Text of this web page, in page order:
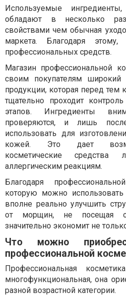
Используемые
обладают в несколько
свойствами чем обычная
маркета. Благодаря этому,
профессиональных средств.
Магазин профессиональной
своим покупателям широкий
продукции, которая перед тем
тщательно проходит
этапов. Ингредиенты
проверяются, и лишь
использовать для
кожей. Это дает
косметические
аллергическим реакциям.
Благодаря
которую можно
вполне реально улучшить
от морщин, не посещая
значительно экономит не
Что можно
профессиональной
Профессиональная
многофункциональная, она
разной возрастной категории.